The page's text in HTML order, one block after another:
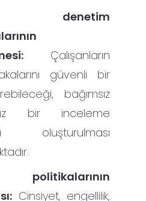
denetim
Çalışanların
güvenli bir
bağımsız
bir inceleme
oluşturulması
Cinsiyet, engellilik,